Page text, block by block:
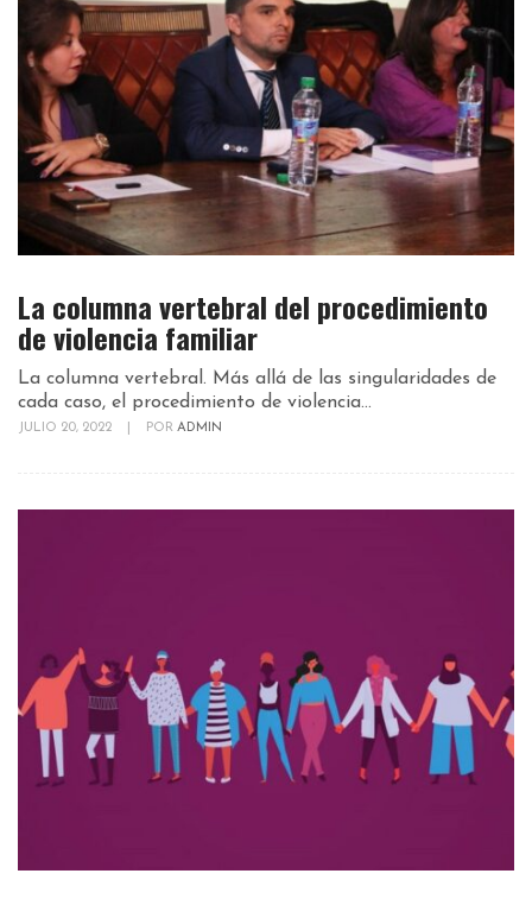
La columna vertebral del procedimiento
de violencia familiar
La columna vertebral. Más allá de las singularidades de
cada caso, el procedimiento de violencia...
JULIO 20, 2022 POR ADMIN